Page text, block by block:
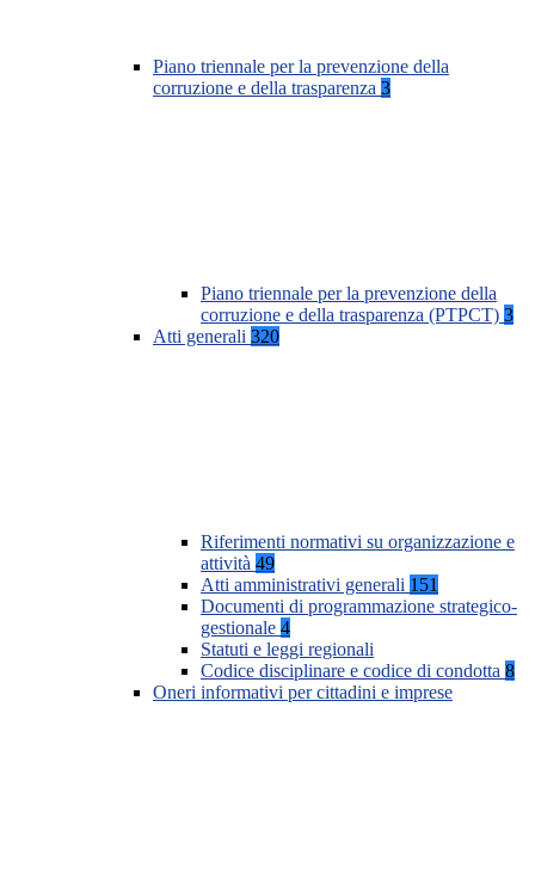
Piano triennale per la prevenzione della
corruzione e della trasparenza 3
Piano triennale per la prevenzione della
corruzione e della trasparenza (PTPCT) 3
Atti generali 320
Riferimenti normativi su organizzazione e
attività 49
Atti amministrativi generali 151
Documenti di programmazione strategico-
gestionale 4
Statuti e leggi regionali
Codice disciplinare e codice di condotta 8
Oneri informativi per cittadini e imprese